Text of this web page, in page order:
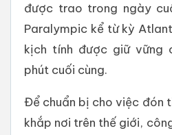
được trao trong ngày
Paralympic kể từ kỳ
kịch tính được giữ vững
phút cuối cùng.
Để chuẩn bị cho việc đón
khắp nơi trên thế giới,